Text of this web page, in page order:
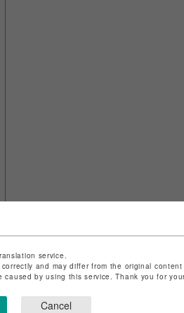
service.
and may differ from the original
by using this service. Thank you for
Cancel